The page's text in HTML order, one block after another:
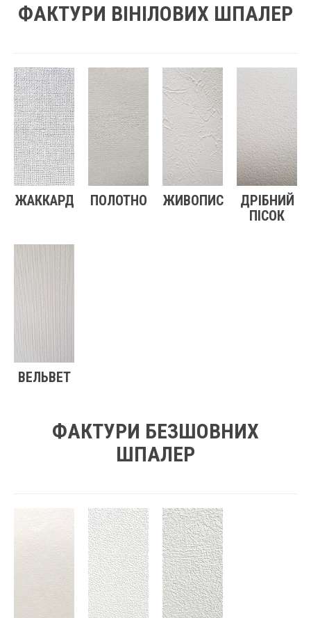
ФАКТУРИ ВІНІЛОВИХ ШПАЛЕР
ЖАККАРД ПОЛОТНО ЖИВОПИС
ДРІБНИЙ
ПІСОК
ВЕЛЬВЕТ
ФАКТУРИ БЕЗШОВНИХ
ШПАЛЕР